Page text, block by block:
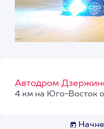
Автодром
4 км на Юго-Восток